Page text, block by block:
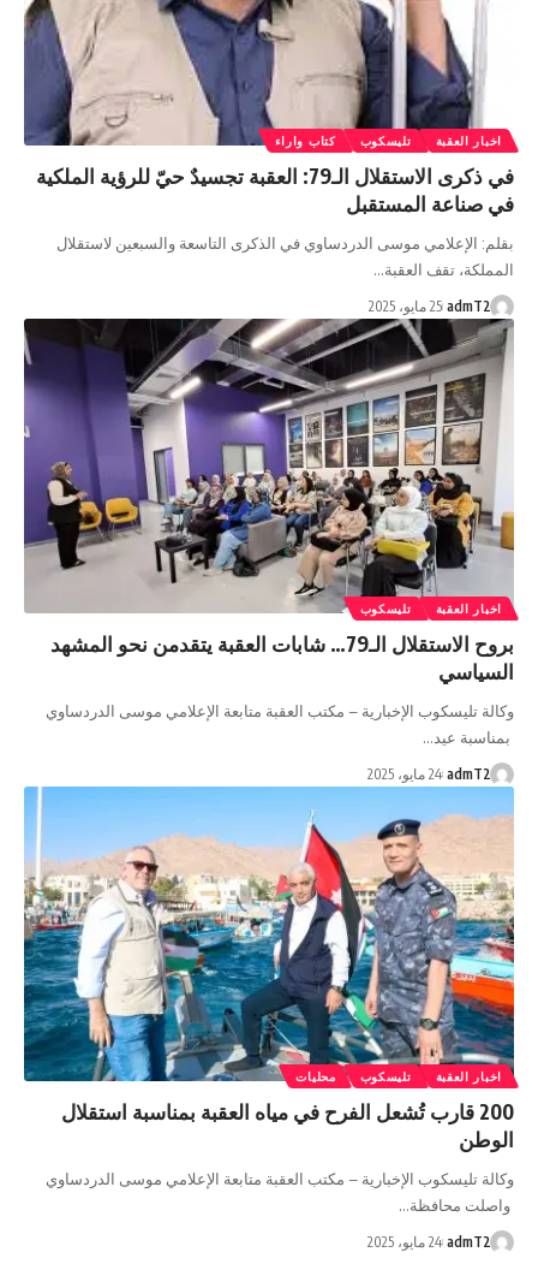
اخبار العقبة تليسكوب كتاب واراء
في ذكرى الاستقلال الـ79: العقبة تجسيدٌ حيّ للرؤية الملكية
في صناعة المستقبل
بقلم: الإعلامي موسى الدردساوي في الذكرى التاسعة والسبعين لاستقلال
المملكة، تقف العقبة…
admT2 25 مايو، 2025
اخبار العقبة تليسكوب
بروح الاستقلال الـ79… شابات العقبة يتقدمن نحو المشهد
السياسي
وكالة تليسكوب الإخبارية – مكتب العقبة متابعة الإعلامي موسى الدردساوي
بمناسبة عيد…
admT2 24 مايو، 2025
اخبار العقبة تليسكوب محليات
200 قارب تُشعل الفرح في مياه العقبة بمناسبة استقلال
الوطن
وكالة تليسكوب الإخبارية – مكتب العقبة متابعة الإعلامي موسى الدردساوي
واصلت محافظة…
admT2 24 مايو، 2025